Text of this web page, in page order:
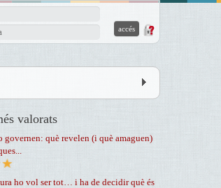
valorats
governen: què revelen (i què amaguen)
ho vol ser tot… i ha de decidir què és